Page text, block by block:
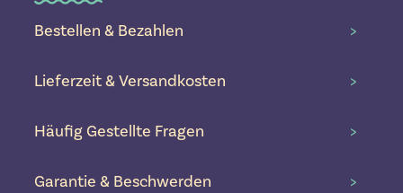
Bestellen & Bezahlen >
Lieferzeit & Versandkosten >
Häufig Gestellte Fragen >
Garantie & Beschwerden >